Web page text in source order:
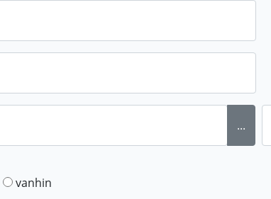
...
vanhin